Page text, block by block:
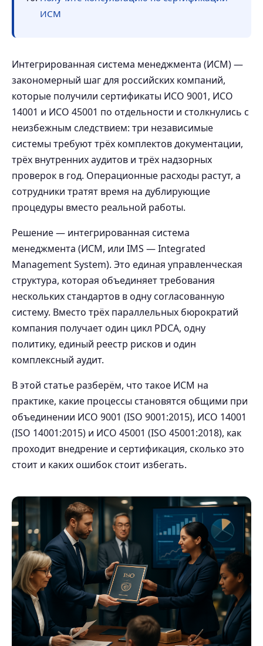
ИСМ
Интегрированная система менеджмента (ИСМ) —
закономерный шаг для российских компаний,
которые получили сертификаты ИСО 9001, ИСО
14001 и ИСО 45001 по отдельности и столкнулись с
неизбежным следствием: три независимые
системы требуют трёх комплектов документации,
трёх внутренних аудитов и трёх надзорных
проверок в год. Операционные расходы растут, а
сотрудники тратят время на дублирующие
процедуры вместо реальной работы.
Решение — интегрированная система
менеджмента (ИСМ, или IMS — Integrated
Management System). Это единая управленческая
структура, которая объединяет требования
нескольких стандартов в одну согласованную
систему. Вместо трёх параллельных бюрократий
компания получает один цикл PDCA, одну
политику, единый реестр рисков и один
комплексный аудит.
В этой статье разберём, что такое ИСМ на
практике, какие процессы становятся общими при
объединении ИСО 9001 (ISO 9001:2015), ИСО 14001
(ISO 14001:2015) и ИСО 45001 (ISO 45001:2018), как
проходит внедрение и сертификация, сколько это
стоит и каких ошибок стоит избегать.